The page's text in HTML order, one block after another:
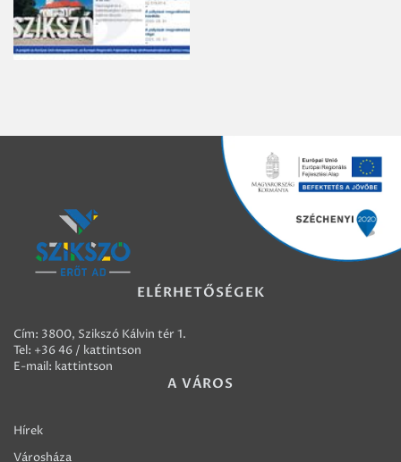
ELÉRHETŐSÉGEK
Cím: 3800, Szikszó Kálvin tér 1.
Tel: +36 46 / kattintson
E-mail: kattintson
A VÁROS
Hírek
Városháza